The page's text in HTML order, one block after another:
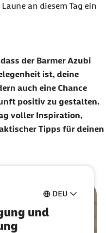
DEU
und
an diesem Tag ein
der Barmer Azubi
ist, deine
auch eine Chance
positiv zu gestalten.
voller Inspiration,
Tipps für deinen